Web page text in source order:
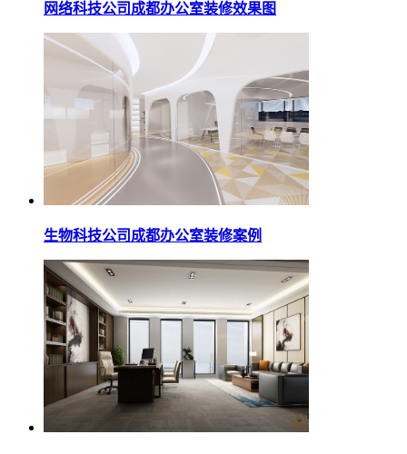
网络科技公司成都办公室装修效果图
生物科技公司成都办公室装修案例